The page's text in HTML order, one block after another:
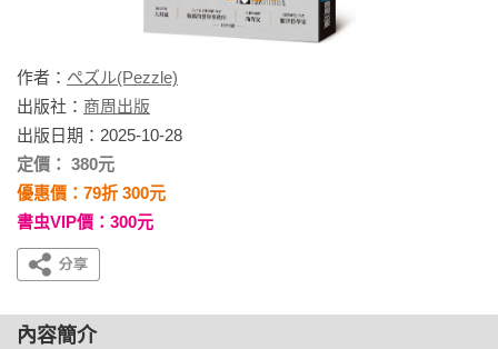
作者： ペズル(Pezzle)
出版社： 商周出版
出版日期：2025-10-28
定價： 380元
優惠價：79折 300元
書虫VIP價：300元
內容簡介